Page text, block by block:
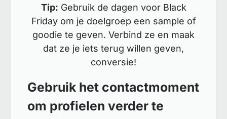
Tip: Gebruik de dagen voor Black
Friday om je doelgroep een sample of
goodie te geven. Verbind ze en maak
dat ze je iets terug willen geven,
conversie!
Gebruik het contactmoment
om profielen verder te